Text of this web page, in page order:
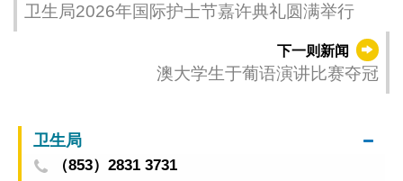
卫生局2026年国际护士节嘉许典礼圆满举行
下一则新闻
澳大学生于葡语演讲比赛夺冠
卫生局
（853）2831 3731